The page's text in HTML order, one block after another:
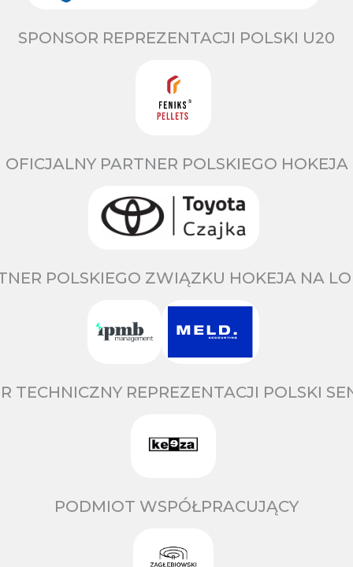
SPONSOR REPREZENTACJI POLSKI U20
OFICJALNY PARTNER POLSKIEGO HOKEJA
POLSKIEGO ZWIĄZKU HOKEJA NA
TECHNICZNY REPREZENTACJI POLSKI
PODMIOT WSPÓŁPRACUJĄCY